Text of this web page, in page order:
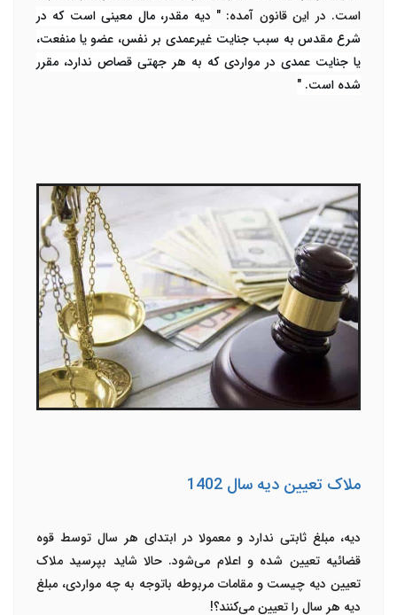
است. در این قانون آمده:" دیه مقدر، مال معینی است که در
شرع مقدس به سبب جنایت غیرعمدی بر نفس، عضو یا منفعت،
یا جنایت عمدی در مواردی که به هر جهتی قصاص ندارد، مقرر
شده است. "
ملاک تعیین دیه سال 1402
دیه، مبلغ ثابتی ندارد و معمولا در ابتدای هر سال توسط قوه
قضائیه تعیین شده و اعلام می‌شود. حالا شاید بپرسید ملاک
تعیین دیه چیست و مقامات مربوطه باتوجه به چه مواردی، مبلغ
دیه هر سال را تعیین می‌کنند؟!